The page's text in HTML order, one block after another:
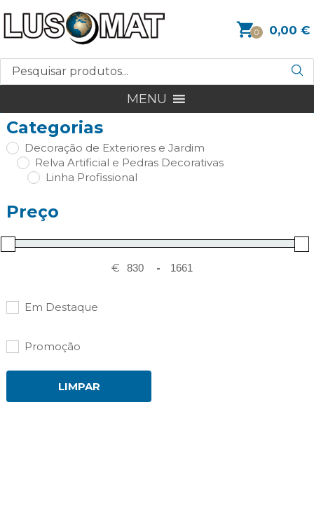
0 0,00 €
MENU
Categorias
Decoração de Exteriores e Jardim
Relva Artificial e Pedras Decorativas
Linha Profissional
Preço
€ -
Em Destaque
Promoção
LIMPAR